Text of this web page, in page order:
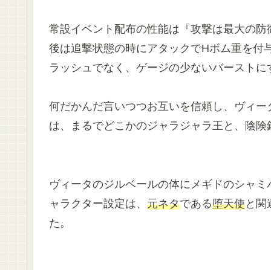
常設イベント配布の性能は『攻撃は最大の
後は追撃状態の時にアタックでHボム重を付
ラッシュでなく、ゲージの少ないバースト
何だかんだ言いつつお互いを信頼し、ヴィ
は、まるでどこかのジャラジャラ王と、陰
ヴィータのジルベールの体にメギドのシャ
ャラクター設定は、 元ネタである堕天使と関
た。